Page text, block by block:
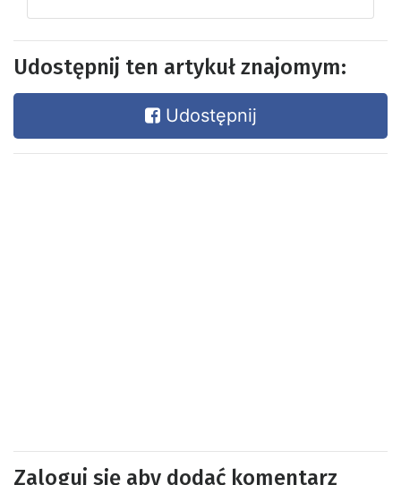
Udostępnij ten artykuł znajomym:
Udostępnij
Zaloguj się aby dodać komentarz